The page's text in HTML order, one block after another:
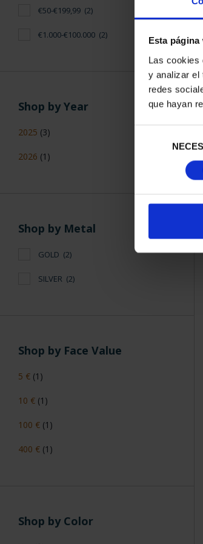
Esta
Las cookies
y analizar el
redes
que hayan
consentimiento
€50-€199,99 (2)
€1.000-€100.000 (2)
Shop by Year
2025 (3)
2026 (1)
Shop by Metal
GOLD (2)
SILVER (2)
Shop by Face Value
5 € (1)
10 € (1)
100 € (1)
400 € (1)
Shop by Color